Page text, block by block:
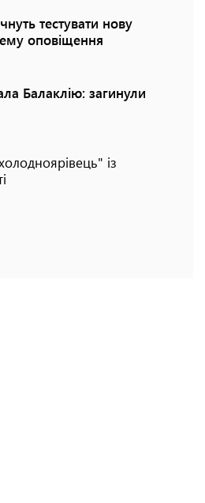
тестувати нову
оповіщення
Балаклію: загинули
із